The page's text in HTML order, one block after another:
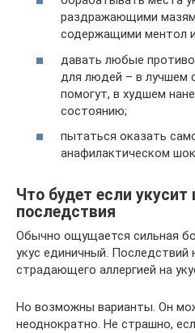
раздражающими
содержащими ментол
давать любые
для людей – в лучшем
помогут, в худшем
состоянию;
пытаться оказать
анафилактическом
Что будет если
последствия
Обычно ощущается сильная
укус единичный. Последствий
страдающего аллергией на
Но возможны варианты. Он
неоднократно. Не страшно,